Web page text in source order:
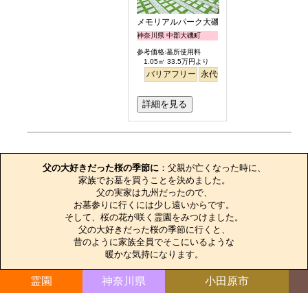
メモリアルパーク大磯
神奈川県 中郡大磯町
参考価格:墓所使用料
1.05㎡ 33.5万円より
バリアフリー 永代供養
詳細を見る
父の大好きだった桜の季節に：父親が亡くなった時に、
家族でお墓を買うことを決めました。
父の実家は九州だったので、
お墓参りに行くには少し遠いからです。
そして、桜の花が咲く霊園をみつけました。
父の大好きだった桜の季節に行くと、
昔のように家族全員でそこにいるような
暖かな気持になります。
霊園 神奈川県 小田原市